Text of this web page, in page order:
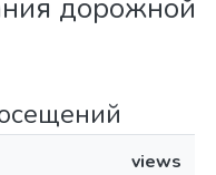
дорожной
views